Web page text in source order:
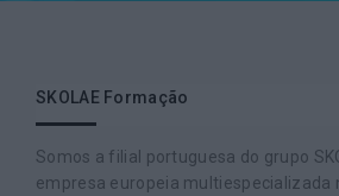
SKOLAE Formação
Somos a filial portuguesa do grupo
empresa europeia multiespecializada